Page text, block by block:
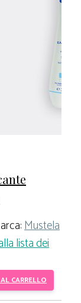
Mustela
lista dei
CARRELLO